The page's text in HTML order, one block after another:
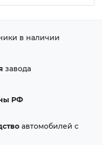
в наличии
завода
РФ
автомобилей с